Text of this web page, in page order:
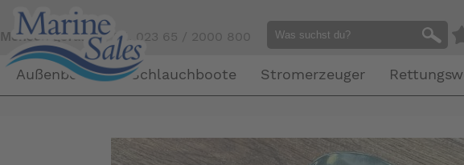
Mensch gefällig?Tel. 023 65 / 2000 800
Außenborder Schlauchboote Stromerzeuger